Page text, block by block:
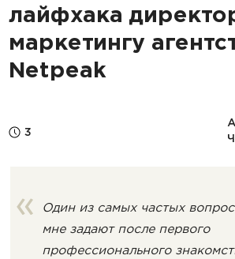
лайфхака
маркетингу
Netpeak
3
Один из самых частых
мне задают после первого
профессионального